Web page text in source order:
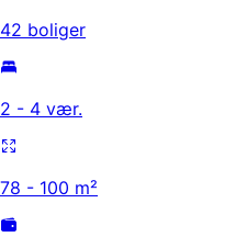
42 boliger
2 - 4 vær.
78 - 100 m²